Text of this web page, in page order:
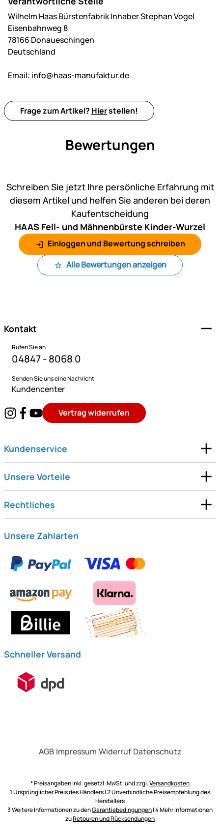
Wilhelm Haas Bürstenfabrik Inhaber Stephan Vogel
Eisenbahnweg 8
78166 Donaueschingen
Deutschland
Email: info@haas-manufaktur.de
Frage zum Artikel? Hierstellen!
Bewertungen
Schreiben Sie jetzt Ihre persönliche Erfahrung mit
diesem Artikel und helfen Sie anderen bei deren
Kaufentscheidung
HAAS Fell- und Mähnenbürste Kinder-Wurzel
Einloggen und Bewertung schreiben
Alle Bewertungen anzeigen
Kontakt
Rufen Sie an
04847 - 8068 0
Senden Sie uns eine Nachricht
Kundencenter
Vertrag widerrufen
Kundenservice
Unsere Vorteile
Rechtliches
Unsere Zahlarten
Schneller Versand
AGB Impressum Widerruf Datenschutz
* Preisangaben inkl. gesetzl. MwSt. und zzgl.Versandkosten
1 Ursprünglicher Preis des Händlers | 2 Unverbindliche Preisempfehlung des
Herstellers
3 Weitere Informationen zu denGarantiebedingungen| 4 Mehr Informationen
zuRetouren und Rücksendungen